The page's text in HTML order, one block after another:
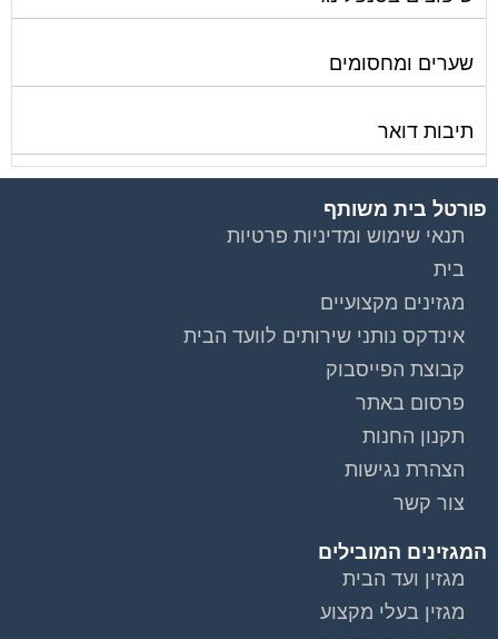
המגזינים המובילים
מגזין ועד הבית
מגזין בעלי מקצוע
מגזין כלכלה ומשכנתאות
מגזין שיפוץ בניינים
שירותים נוספים
טפסים שימושיים
אינדקס נותני שירותים לוועד הבית
המוקד לדייר
קהילת ועדי בתים בפייסבוק
שיפוץ בניינים
שירותי גבייה לוועד בית
שירות בעלי מקצוע
אינדקס נותני שירותים לוועד הבית
איטום גגות